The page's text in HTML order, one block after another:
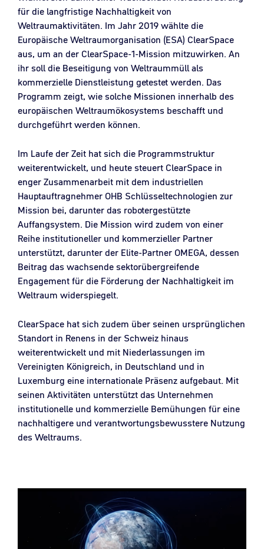
für die langfristige Nachhaltigkeit von
Weltraumaktivitäten. Im Jahr 2019 wählte die
Europäische Weltraumorganisation (ESA) ClearSpace
aus, um an der ClearSpace-1-Mission mitzuwirken. An
ihr soll die Beseitigung von Weltraummüll als
kommerzielle Dienstleistung getestet werden. Das
Programm zeigt, wie solche Missionen innerhalb des
europäischen Weltraumökosystems beschafft und
durchgeführt werden können.
Im Laufe der Zeit hat sich die Programmstruktur
weiterentwickelt, und heute steuert ClearSpace in
enger Zusammenarbeit mit dem industriellen
Hauptauftragnehmer OHB Schlüsseltechnologien zur
Mission bei, darunter das robotergestützte
Auffangsystem. Die Mission wird zudem von einer
Reihe institutioneller und kommerzieller Partner
unterstützt, darunter der Elite-Partner OMEGA, dessen
Beitrag das wachsende sektorübergreifende
Engagement für die Förderung der Nachhaltigkeit im
Weltraum widerspiegelt.
ClearSpace hat sich zudem über seinen ursprünglichen
Standort in Renens in der Schweiz hinaus
weiterentwickelt und mit Niederlassungen im
Vereinigten Königreich, in Deutschland und in
Luxemburg eine internationale Präsenz aufgebaut. Mit
seinen Aktivitäten unterstützt das Unternehmen
institutionelle und kommerzielle Bemühungen für eine
nachhaltigere und verantwortungsbewusstere Nutzung
des Weltraums.